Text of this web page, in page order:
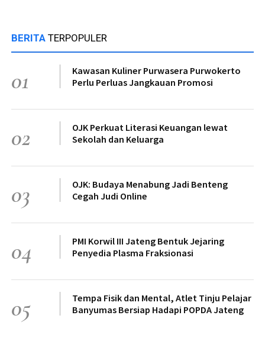
BERITA TERPOPULER
01
Kawasan Kuliner Purwasera Purwokerto
Perlu Perluas Jangkauan Promosi
02
OJK Perkuat Literasi Keuangan lewat
Sekolah dan Keluarga
03
OJK: Budaya Menabung Jadi Benteng
Cegah Judi Online
04
PMI Korwil III Jateng Bentuk Jejaring
Penyedia Plasma Fraksionasi
05
Tempa Fisik dan Mental, Atlet Tinju Pelajar
Banyumas Bersiap Hadapi POPDA Jateng